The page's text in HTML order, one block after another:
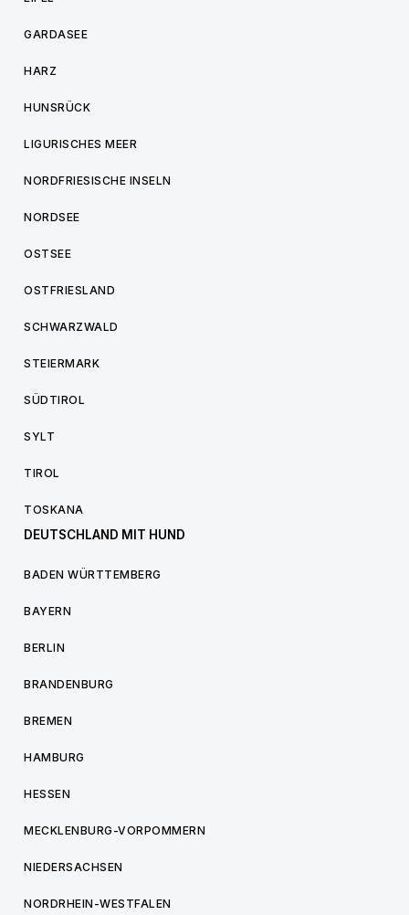
GARDASEE
HARZ
HUNSRÜCK
LIGURISCHES MEER
NORDFRIESISCHE INSELN
NORDSEE
OSTSEE
OSTFRIESLAND
SCHWARZWALD
STEIERMARK
SÜDTIROL
SYLT
TIROL
TOSKANA
DEUTSCHLAND MIT HUND
BADEN WÜRTTEMBERG
BAYERN
BERLIN
BRANDENBURG
BREMEN
HAMBURG
HESSEN
MECKLENBURG-VORPOMMERN
NIEDERSACHSEN
NORDRHEIN-WESTFALEN